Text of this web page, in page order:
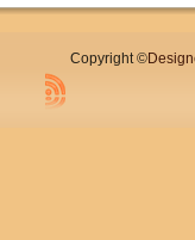
Copyright ©